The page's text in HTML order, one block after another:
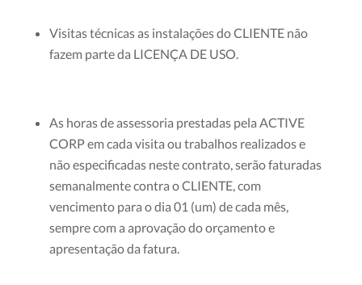
Visitas técnicas as instalações do CLIENTE não
fazem parte da LICENÇA DE USO.
As horas de assessoria prestadas pela ACTIVE
CORP em cada visita ou trabalhos realizados e
não especificadas neste contrato, serão faturadas
semanalmente contra o CLIENTE, com
vencimento para o dia 01 (um) de cada mês,
sempre com a aprovação do orçamento e
apresentação da fatura.